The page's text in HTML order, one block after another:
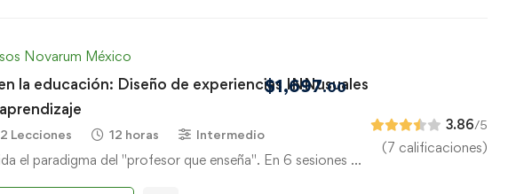
Novarum México
la educación: Diseño de experiencias INNusuales
Lecciones 12 horas Intermedio
el paradigma del "profesor que enseña". En 6 sesiones …
$1,697.00
3.86/5
(7 calificaciones)